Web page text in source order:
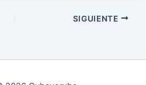
SIGUIENTE